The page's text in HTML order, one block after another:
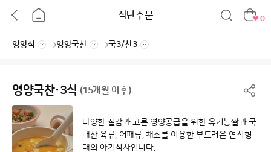
식단주문 0
영양국찬·3식 (15개월 이후)
다양한 질감과 고른 영양공급을 위한 유기농쌀과 국
내산 육류, 어패류, 채소를 이용한부드러운 연식형
태의 아기식사입니다.